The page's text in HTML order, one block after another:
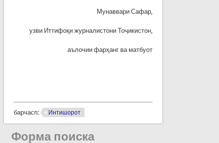
Мунаввари Сафар,
узви Иттифоқи журналистони Тоҷикистон,
аълочии фарҳанг ва матбуот
барчасп: Интишорот
Форма поиска